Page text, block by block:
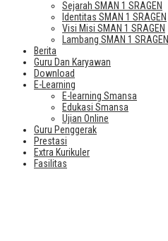
Sejarah SMAN 1 SRAGEN
Identitas SMAN 1 SRAGEN
Visi Misi SMAN 1 SRAGEN
Lambang SMAN 1 SRAGEN
Berita
Guru Dan Karyawan
Download
E-Learning
E-learning Smansa
Edukasi Smansa
Ujian Online
Guru Penggerak
Prestasi
Extra Kurikuler
Fasilitas